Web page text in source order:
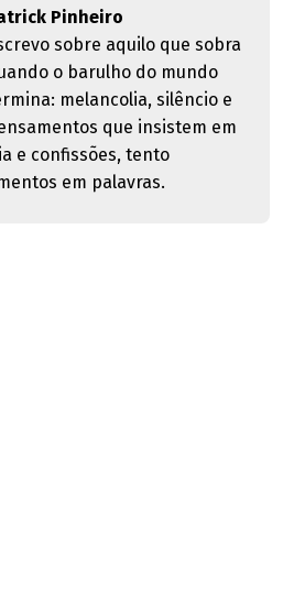
Pinheiro
sobre aquilo que sobra
o barulho do mundo
melancolia, silêncio e
que insistem em
e confissões, tento
em palavras.